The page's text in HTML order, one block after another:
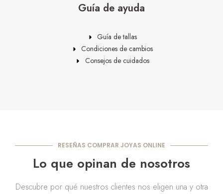
Guía de ayuda
Guía de tallas
Condiciones de cambios
Consejos de cuidados
RESEÑAS COMPRAR JOYAS ONLINE
Lo que opinan de nosotros
Descubre por qué nuestros clientes nos eligen una y otra